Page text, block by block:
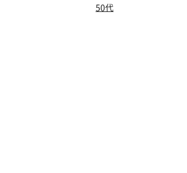
50代